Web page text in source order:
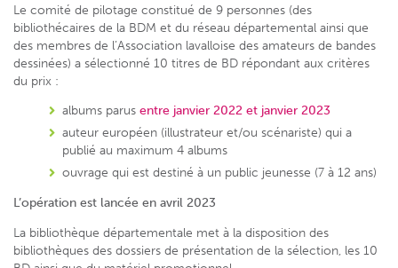
Le comité de pilotage constitué de 9 personnes (des
bibliothécaires de la BDM et du réseau départemental ainsi que
des membres de l’Association lavalloise des amateurs de bandes
dessinées) a sélectionné 10 titres de BD répondant aux critères
du prix :
albums parus entre janvier 2022 et janvier 2023
auteur européen (illustrateur et/ou scénariste) qui a
publié au maximum 4 albums
ouvrage qui est destiné à un public jeunesse (7 à 12 ans)
L’opération est lancée en avril 2023
La bibliothèque départementale met à la disposition des
bibliothèques des dossiers de présentation de la sélection, les 10